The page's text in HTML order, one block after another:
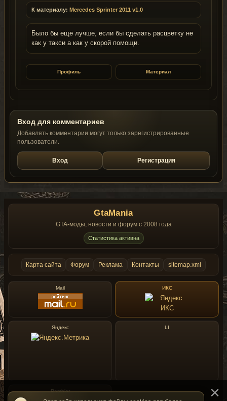
К материалу: Mercedes Sprinter 2011 v1.0
Было бы еще лучше, если бы сделать расцветку не
как у такси а как у скорой помощи.
Профиль Материал
Вход для комментариев
Добавлять комментарии могут только зарегистрированные
пользователи.
Вход Регистрация
GtaMania
GTA-моды, новости и форум с 2008 года
Статистика активна
Карта сайта Форум Реклама Контакты sitemap.xml
Mail ИКС
Яндекс LI
Rambler